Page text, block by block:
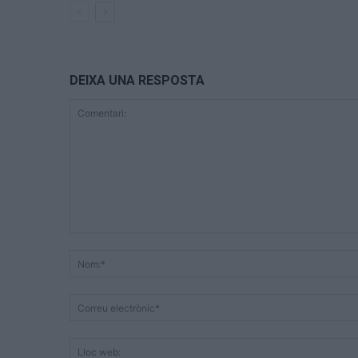
DEIXA UNA RESPOSTA